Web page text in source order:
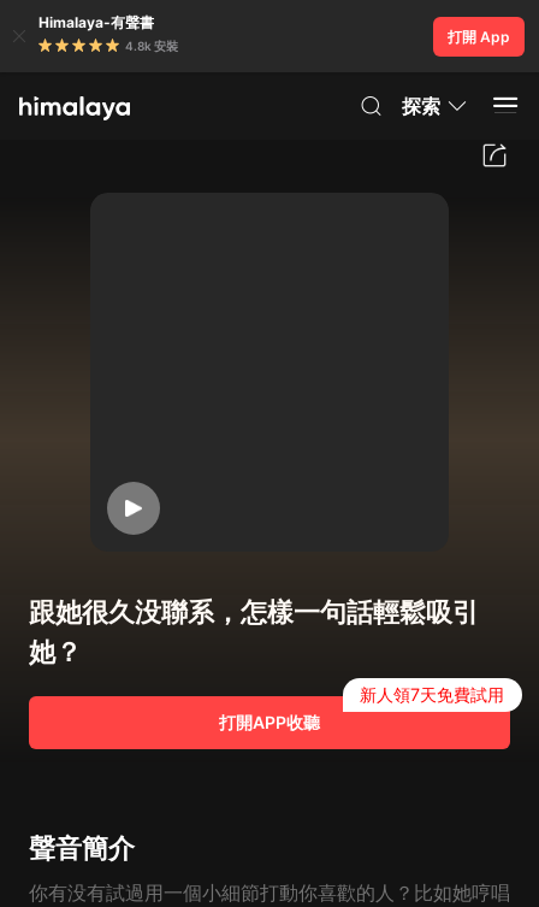
Himalaya-有聲書
4.8k 安裝
打開 App
探索
跟她很久没聯系，怎樣一句話輕鬆吸引
她？
打開APP收聽
新人領7天免費試用
聲音簡介
你有没有試過用一個小細節打動你喜歡的人？比如她哼唱